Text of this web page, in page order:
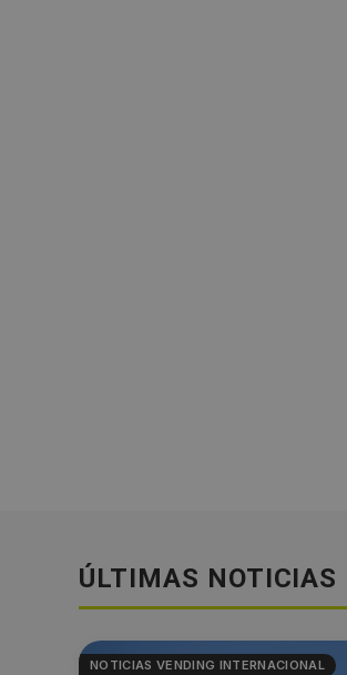
ÚLTIMAS NOTICIAS
NOTICIAS VENDING INTERNACIONAL